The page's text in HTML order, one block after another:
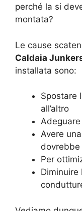
perché la si
montata?
Le cause
Caldaia
installata sono:
Spostare
all’altro
Avere
dovrebbe
Per